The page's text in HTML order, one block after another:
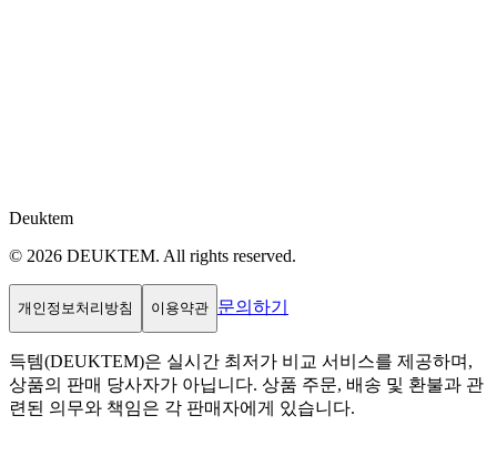
Deuktem
© 2026 DEUKTEM. All rights reserved.
개인정보처리방침 이용약관 문의하기
득템(DEUKTEM)은 실시간 최저가 비교 서비스를 제공하며,
상품의 판매 당사자가 아닙니다. 상품 주문, 배송 및 환불과 관
련된 의무와 책임은 각 판매자에게 있습니다.